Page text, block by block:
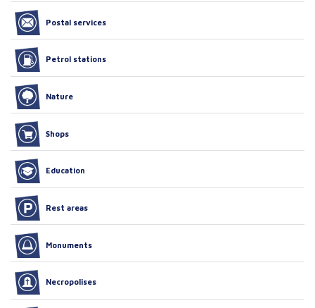
Postal services
Petrol stations
Nature
Shops
Education
Rest areas
Monuments
Necropolises